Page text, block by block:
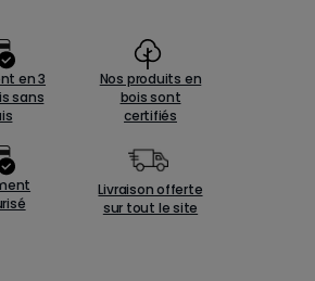
en 3
sans
Nos produits en
bois sont
certifiés
Livraison offerte
sur tout le site